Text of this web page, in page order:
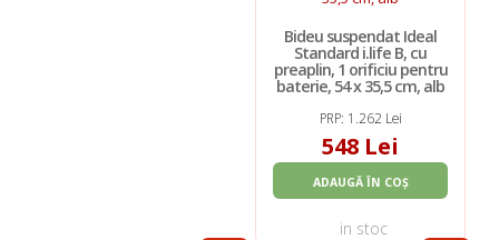
Bideu suspendat Ideal
Standard i.life B, cu
preaplin, 1 orificiu pentru
baterie, 54 x 35,5 cm, alb
PRP: 1.262 Lei
548 Lei
ADAUGĂ ÎN COȘ
in stoc